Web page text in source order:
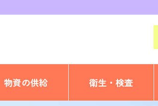
物資の供給 衛生・検査